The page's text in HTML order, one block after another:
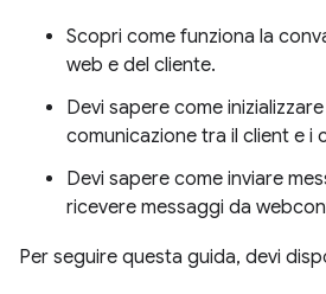
Scopri come funziona la
web e del cliente.
Devi sapere come
comunicazione tra il client e i
Devi sapere come inviare
ricevere messaggi da
Per seguire questa guida, devi